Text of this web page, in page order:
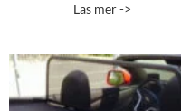
av 5
Läs mer ->